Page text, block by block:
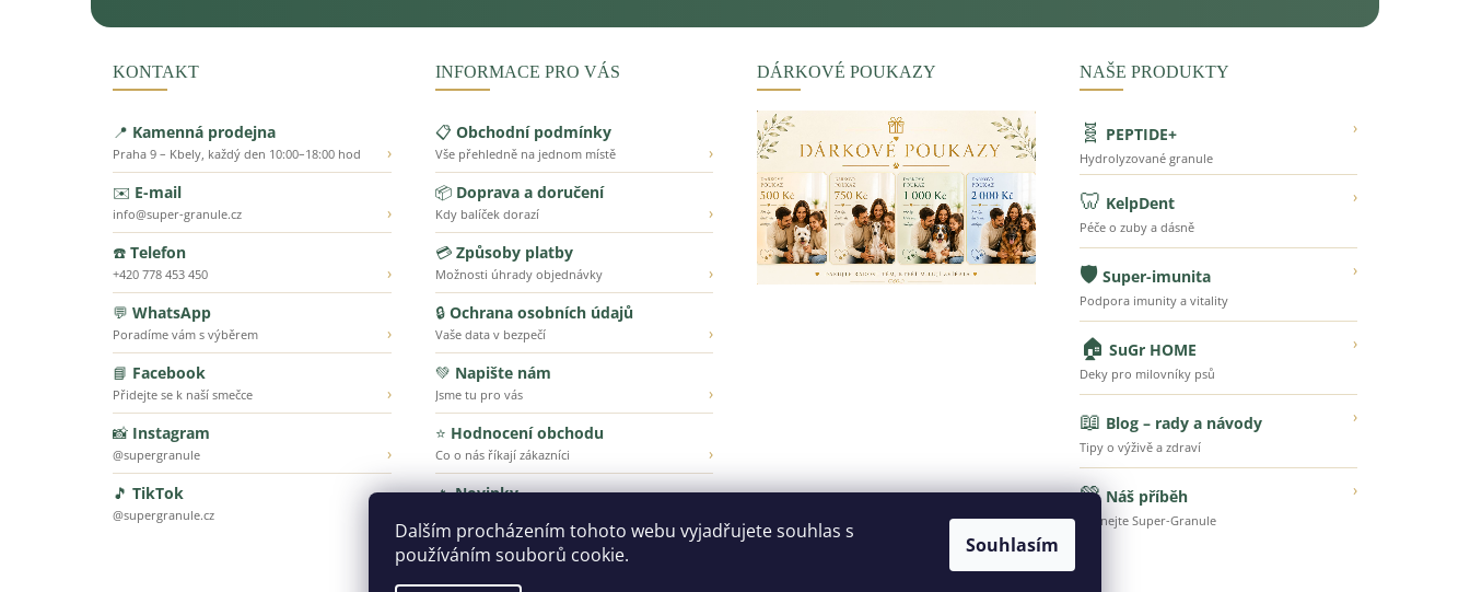
Dalším procházením tohoto webu vyjadřujete souhlas s
používáním souborů cookie.
Souhlasím
KONTAKT
📍 Kamenná prodejna
Praha 9 – Kbely, každý den 10:00–18:00 hod
›
✉️ E-mail
info@super-granule.cz
›
☎️ Telefon
+420 778 453 450
›
💬 WhatsApp
Poradíme vám s výběrem
›
📘 Facebook
Přidejte se k naší smečce
›
📸 Instagram
@supergranule
›
🎵 TikTok
@supergranule.cz
INFORMACE PRO VÁS
📋 Obchodní podmínky
Vše přehledně na jednom místě
›
📦 Doprava a doručení
Kdy balíček dorazí
›
💳 Způsoby platby
Možnosti úhrady objednávky
›
🔒 Ochrana osobních údajů
Vaše data v bezpečí
›
💚 Napište nám
Jsme tu pro vás
›
⭐ Hodnocení obchodu
Co o nás říkají zákazníci
›
🔥Novinky
DÁRKOVÉ POUKAZY NAŠE PRODUKTY
🧬 PEPTIDE+ ›
Hydrolyzované granule
🦷 KelpDent ›
Péče o zuby a dásně
🛡️ Super-imunita ›
Podpora imunity a vitality
🏠 SuGr HOME ›
Deky pro milovníky psů
📖 Blog – rady a návody ›
Tipy o výživě a zdraví
💚 Náš příběh ›
Poznejte Super-Granule